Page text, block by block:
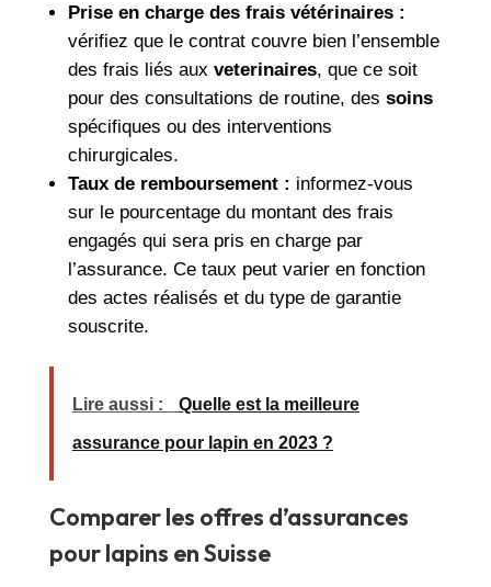
Prise en charge des frais vétérinaires :
vérifiez que le contrat couvre bien l’ensemble
des frais liés aux veterinaires, que ce soit
pour des consultations de routine, des soins
spécifiques ou des interventions
chirurgicales.
Taux de remboursement : informez-vous
sur le pourcentage du montant des frais
engagés qui sera pris en charge par
l’assurance. Ce taux peut varier en fonction
des actes réalisés et du type de garantie
souscrite.
Lire aussi : Quelle est la meilleure
assurance pour lapin en 2023 ?
Comparer les offres d’assurances
pour lapins en Suisse